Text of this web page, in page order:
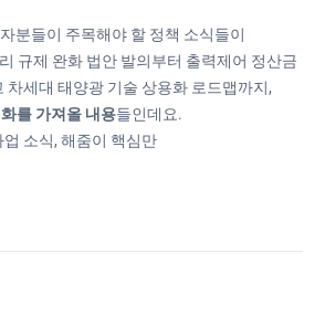
분들이 주목해야 할 정책 소식들이
규제 완화 법안 발의부터 출력제어 정산금
차세대 태양광 기술 상용화 로드맵까지,
를 가져올 내용들인데요.
소식, 해줌이 핵심만